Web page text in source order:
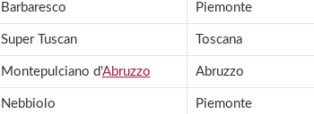
Barbaresco Piemonte
Super Tuscan Toscana
Montepulciano d'Abruzzo Abruzzo
Nebbiolo Piemonte